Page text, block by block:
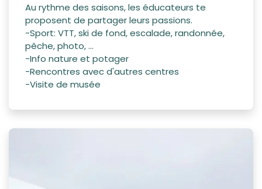
Au rythme des saisons, les éducateurs te
proposent de partager leurs passions.
-Sport: VTT, ski de fond, escalade, randonnée,
pêche, photo, ...
-Info nature et potager
-Rencontres avec d'autres centres
-Visite de musée